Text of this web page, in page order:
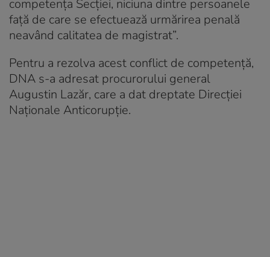
competenţa Secţiei, niciuna dintre persoanele
faţă de care se efectuează urmărirea penală
neavând calitatea de magistrat”.
Pentru a rezolva acest conflict de competenţă,
DNA s-a adresat procurorului general
Augustin Lazăr, care a dat dreptate Direcţiei
Naţionale Anticorupţie.